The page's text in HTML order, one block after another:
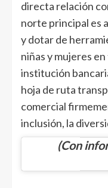
directa relación
norte principal es
y dotar de
niñas y mujeres
institución
hoja de ruta
comercial
inclusión, la
(Con
Navegación